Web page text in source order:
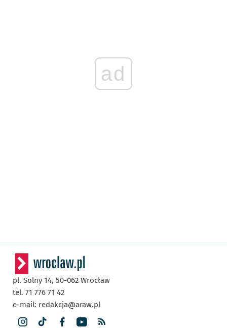
ad
pl. Solny 14, 50-062 Wrocław
tel. 71 776 71 42
e-mail: redakcja@araw.pl